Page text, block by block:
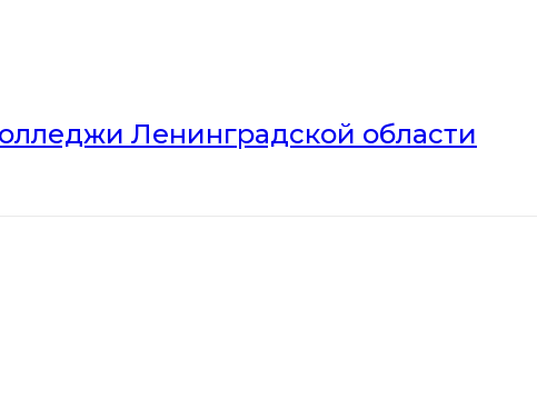
Ленинградской области